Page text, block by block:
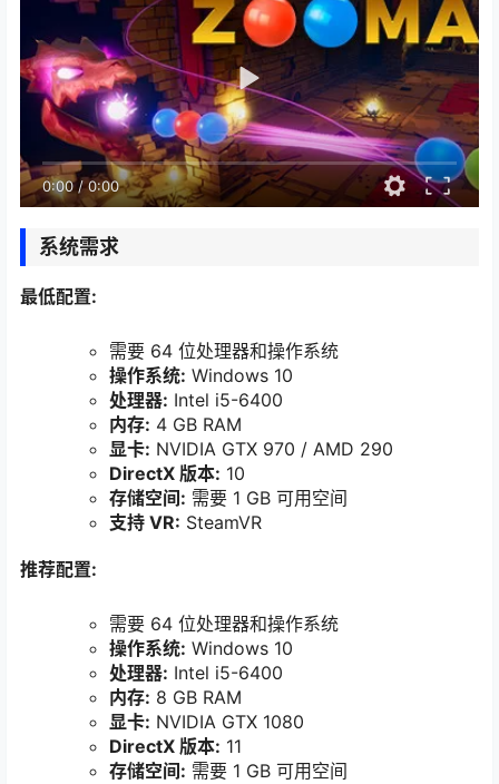
0:00/0:00
系统需求
最低配置:
需要 64 位处理器和操作系统
操作系统: Windows 10
处理器: Intel i5-6400
内存: 4 GB RAM
显卡: NVIDIA GTX 970 / AMD 290
DirectX 版本: 10
存储空间: 需要 1 GB 可用空间
支持 VR: SteamVR
推荐配置:
需要 64 位处理器和操作系统
操作系统: Windows 10
处理器: Intel i5-6400
内存: 8 GB RAM
显卡: NVIDIA GTX 1080
DirectX 版本: 11
存储空间: 需要 1 GB 可用空间